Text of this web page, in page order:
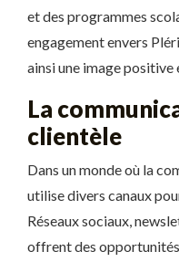
et des programmes
engagement envers
ainsi une image positive
La
clientèle
Dans un monde où la
utilise divers canaux
Réseaux sociaux,
offrent des